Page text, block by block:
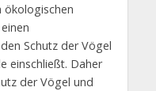
ökologischen
Schutz der Vögel
einschließt. Daher
der Vögel und